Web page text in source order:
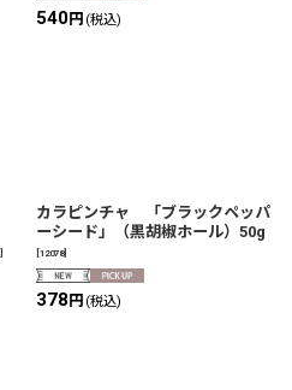
540円 (税込)
カラピンチャ 「ブラックペッパ
ーシード」（黒胡椒ホール）50g
12078]
378 円 (税込)